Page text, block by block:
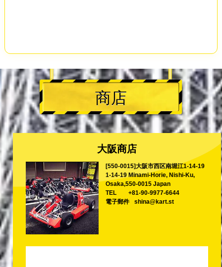
商店
大阪商店
[550-0015]大阪市西区南堀江1-14-19
1-14-19 Minami-Horie, Nishi-Ku,
Osaka,550-0015 Japan
TEL
+81-90-9977-6644
電子郵件
shina@kart.st